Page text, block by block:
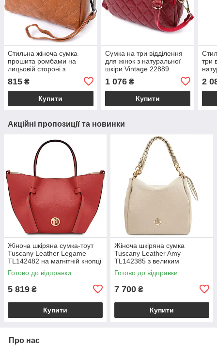
Стильна жіноча сумка
прошита ромбами на
лицьовій стороні з
натуральної шкіри Vintage
22809 Рудий
815 ₴
Купити
Сумка на три відділення
для жінок з натуральної
шкіри Vintage 22889
1 076₴
Купити
три
2
Акційні пропозиції та новинки
Жіноча шкіряна сумка-тоут
Tuscany Leather Legame
TL142482 на магнітній кнопці
з плечовим ременем,
коралова BS2482_1_105
Готово до відправки
5 819 ₴
Купити
Жіноча шкіряна сумка
Tuscany Leather Amy
TL142385 з великим
відділенням і плечовим
ременем, бежева
Готово до відправки
7 700 ₴
Купити
Про нас